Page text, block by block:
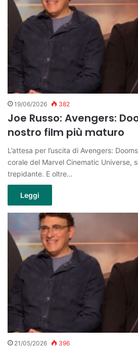
19/06/2026 382
Joe Russo: Avengers:
nostro film più maturo
L’attesa per l’uscita di Avengers:
corale del Marvel Cinematic Universe,
trepidante. E oltre…
Leggi
21/05/2026 396